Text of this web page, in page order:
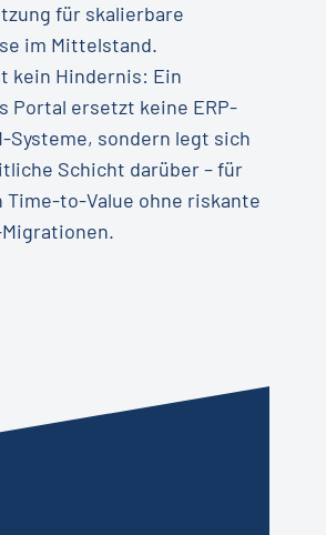
für skalierbare
im Mittelstand.
kein Hindernis: Ein
Portal ersetzt keine ERP-
Systeme, sondern legt sich
Schicht darüber – für
Time-to-Value ohne riskante